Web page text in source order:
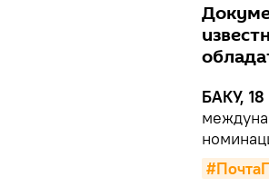
БАКУ,